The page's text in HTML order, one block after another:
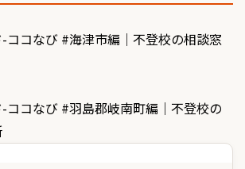
ココなび #海津市編｜不登校の相談窓
ココなび #羽島郡岐南町編｜不登校の